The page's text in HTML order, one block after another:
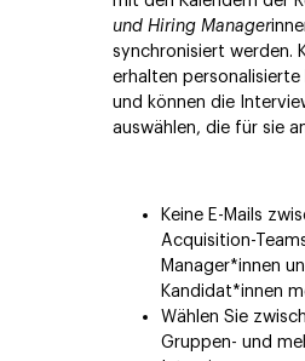
und Hiring Manager
synchronisiert werden.
erhalten personalisierte
und können die
auswählen, die für sie
Keine E-Mails
Acquisition-
Manager*innen
Kandidat*innen
Wählen Sie
Gruppen- und